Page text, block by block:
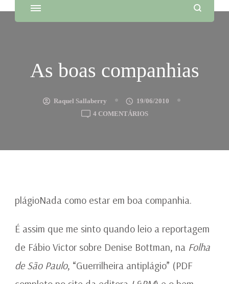
As boas companhias
Raquel Sallaberry
19/06/2010
4 COMENTÁRIOSEM
COMPANHIAS
plágioNada como estar em boa companhia.
É assim que me sinto quando leio a reportagem
de Fábio Victor sobre Denise Bottman, na Folha
de São Paulo, “Guerrilheira antiplágio” (PDF